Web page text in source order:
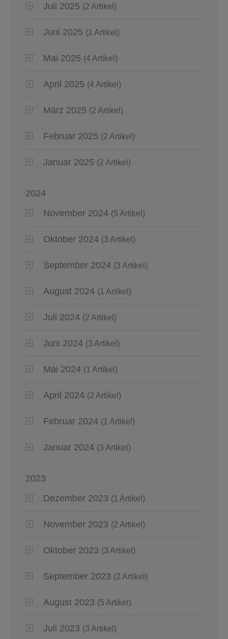
Juli 2025 (2 Artikel)
Juni 2025 (1 Artikel)
Mai 2025 (4 Artikel)
April 2025 (4 Artikel)
März 2025 (2 Artikel)
Februar 2025 (2 Artikel)
Januar 2025 (2 Artikel)
2024
November 2024 (5 Artikel)
Oktober 2024 (3 Artikel)
September 2024 (3 Artikel)
August 2024 (1 Artikel)
Juli 2024 (2 Artikel)
Juni 2024 (3 Artikel)
Mai 2024 (1 Artikel)
April 2024 (2 Artikel)
Februar 2024 (1 Artikel)
Januar 2024 (3 Artikel)
2023
Dezember 2023 (1 Artikel)
November 2023 (2 Artikel)
Oktober 2023 (3 Artikel)
September 2023 (2 Artikel)
August 2023 (5 Artikel)
Juli 2023 (3 Artikel)